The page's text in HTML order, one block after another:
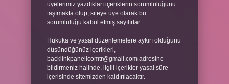
üyelerimiz yazdıkları içeriklerin sorumluluğunu
taşımakta olup, siteye üye olarak bu
sorumluluğu kabul etmiş sayılırlar.
Hukuka ve yasal düzenlemelere aykırı olduğunu
düşündüğünüz içerikleri,
backlinkpanelicomtr@gmail.com adresine
bildirmeniz halinde, ilgili içerikler yasal süre
içerisinde sitemizden kaldırılacaktır.